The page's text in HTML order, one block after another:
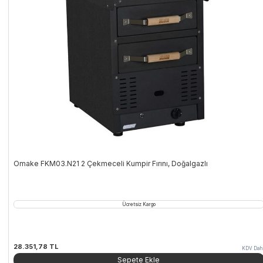
Omake FKM03.N21 2 Çekmeceli Kumpir Fırını, Doğalgazlı
Ücretsiz Kargo
28.351,78 TL KDV
Sepete Ekle